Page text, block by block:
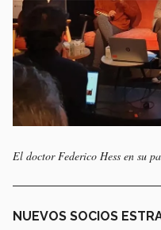
El doctor Federico Hess en su
NUEVOS SOCIOS